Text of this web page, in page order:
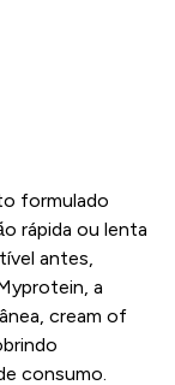
formulado
rápida ou lenta
antes,
a
cream of
consumo.